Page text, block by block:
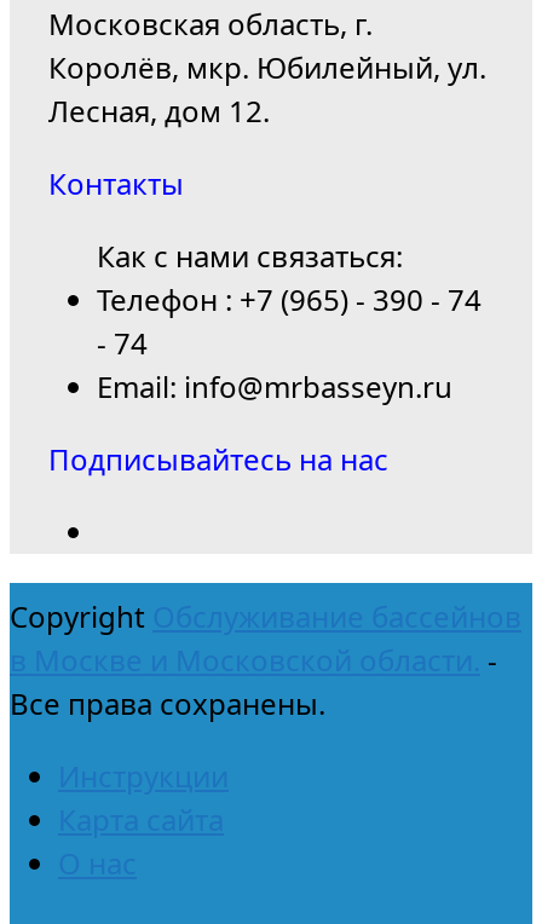
Московская область, г.
Королёв, мкр. Юбилейный, ул.
Лесная, дом 12.
Контакты
Как с нами связаться:
Телефон : +7 (965) - 390 - 74
- 74
Email: info@mrbasseyn.ru
Подписывайтесь на нас
Copyright Обслуживание бассейнов
в Москве и Московской области. -
Все права сохранены.
Инструкции
Карта сайта
О нас